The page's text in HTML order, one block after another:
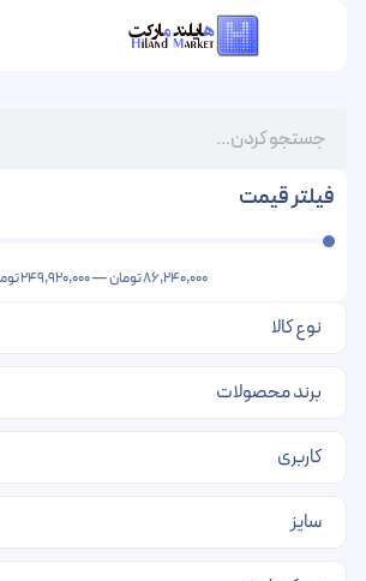
فیلتر قیمت
86,240,000تومان—
249,920,000تومان